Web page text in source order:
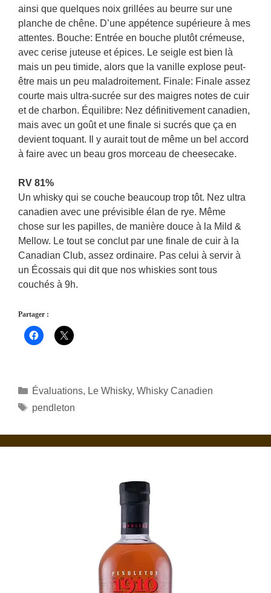
ainsi que quelques noix grillées au beurre sur une
planche de chêne. D’une appétence supérieure à mes
attentes. Bouche: Entrée en bouche plutôt crémeuse,
avec cerise juteuse et épices. Le seigle est bien là
mais un peu timide, alors que la vanille explose peut-
être mais un peu maladroitement. Finale: Finale assez
courte mais ultra-sucrée sur des maigres notes de cuir
et de charbon. Équilibre: Nez définitivement canadien,
mais avec un goût et une finale si sucrés que ça en
devient toquant. Il y aurait tout de même un bel accord
à faire avec un beau gros morceau de cheesecake.
RV 81%
Un whisky qui se couche beaucoup trop tôt. Nez ultra
canadien avec une prévisible élan de rye. Même
chose sur les papilles, de manière douce à la Mild &
Mellow. Le tout se conclut par une finale de cuir à la
Canadian Club, assez ordinaire. Pas celui à servir à
un Écossais qui dit que nos whiskies sont tous
couchés à 9h.
Partager :
Catégories
Évaluations, Le Whisky, Whisky Canadien
Étiquettes
pendleton